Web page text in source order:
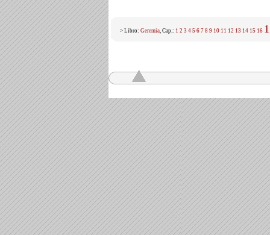
> Libro: Geremia, Cap.: 1 2 3 4 5 6 7 8 9 10 11 12 13 14 15 16